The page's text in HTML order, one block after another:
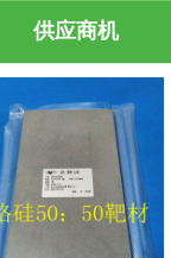
供应商机